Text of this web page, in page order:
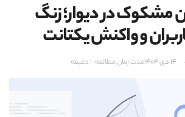
مشکوک در دیوار؛ زنگ
و واکنش یکتانت
14 دی 1404 مدت زمان مطالعه: 1 دقیقه